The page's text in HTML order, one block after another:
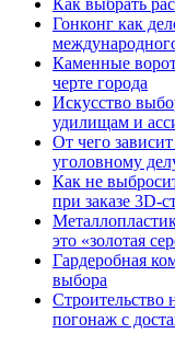
Как выбрать
Гонконг как
Каменные
черте города
Искусство
удилищам и
От чего
уголовному
Как не
при заказе 3D-
это «золотая
Гардеробная
выбора
Строительство
погонаж с